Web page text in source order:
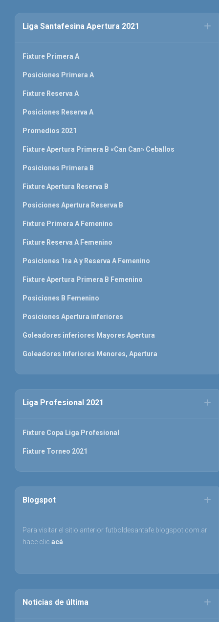
Liga Santafesina Apertura 2021
Fixture Primera A
Posiciones Primera A
Fixture Reserva A
Posiciones Reserva A
Promedios 2021
Fixture Apertura Primera B «Can Can» Ceballos
Posiciones Primera B
Fixture Apertura Reserva B
Posiciones Apertura Reserva B
Fixture Primera A Femenino
Fixture Reserva A Femenino
Posiciones 1ra A y Reserva A Femenino
Fixture Apertura Primera B Femenino
Posiciones B Femenino
Posiciones Apertura inferiores
Goleadores inferiores Mayores Apertura
Goleadores Inferiores Menores, Apertura
Liga Profesional 2021
Fixture Copa Liga Profesional
Fixture Torneo 2021
Blogspot
Para visitar el sitio anterior futboldesantafe.blogspot.com.ar
hace clic acá
Noticias de última